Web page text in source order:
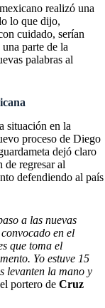
realizó una
lo que dijo,
cuidado, serían
parte de la
palabras al
situación en la
proceso de Diego
dejó claro
de regresar al
defendiendo al país
a las nuevas
en el
que toma el
Yo estuve 15
levanten la mano y
portero de Cruz